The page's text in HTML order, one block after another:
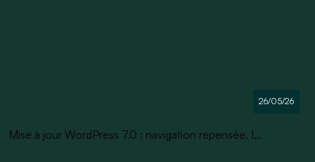
26/05/26
Mise à jour WordPress 7.0 : navigation repensée, I...